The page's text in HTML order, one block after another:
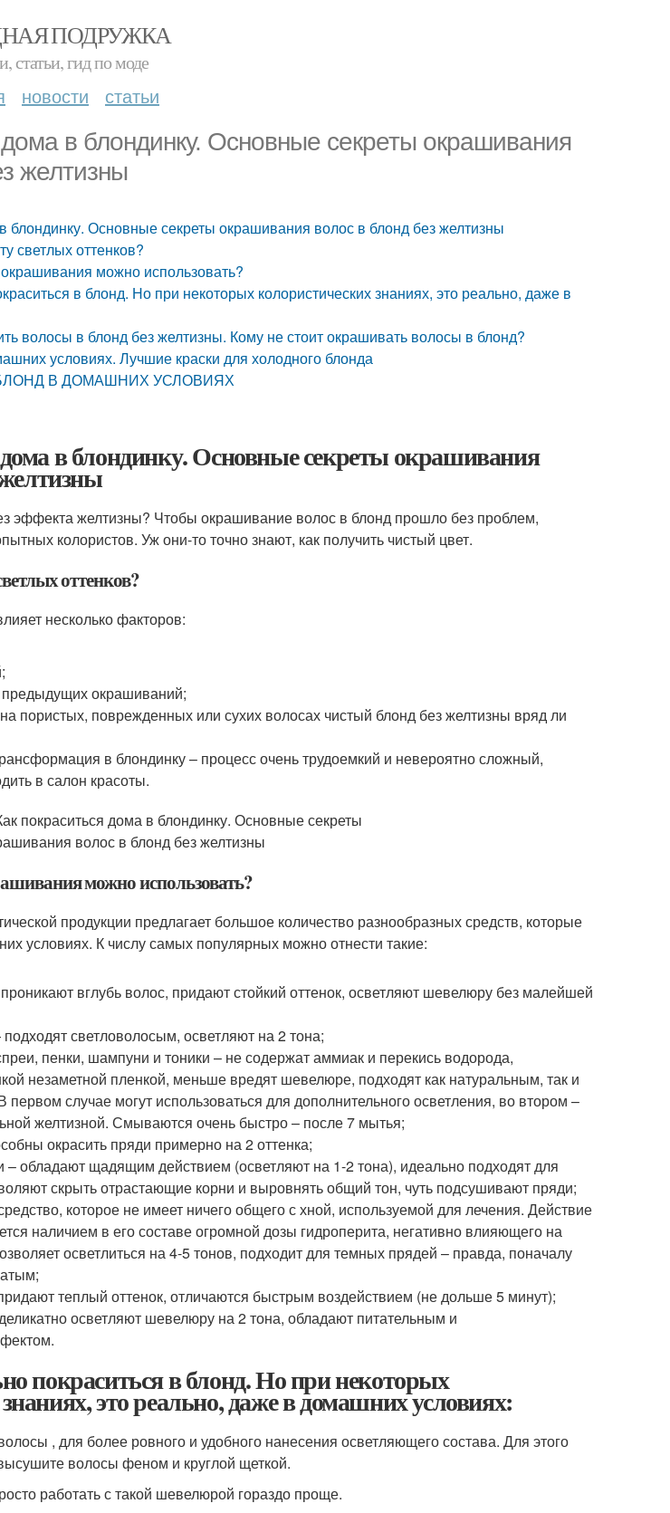
ПОДРУЖКА
статьи, гид по моде
новости статьи
дома в блондинку. Основные секреты окрашивания
желтизны
блондинку. Основные секреты окрашивания волос в блонд без желтизны
светлых оттенков?
можно использовать?
в блонд. Но при некоторых колористических знаниях, это реально, даже в
волосы в блонд без желтизны. Кому не стоит окрашивать волосы в блонд?
условиях. Лучшие краски для холодного блонда
В ДОМАШНИХ УСЛОВИЯХ
в блондинку. Основные секреты окрашивания
эффекта желтизны? Чтобы окрашивание волос в блонд прошло без проблем,
колористов. Уж они-то точно знают, как получить чистый цвет.
оттенков?
несколько факторов:
предыдущих окрашиваний;
пористых, поврежденных или сухих волосах чистый блонд без желтизны вряд ли
в блондинку – процесс очень трудоемкий и невероятно сложный,
в салон красоты.
можно использовать?
продукции предлагает большое количество разнообразных средств, которые
условиях. К числу самых популярных можно отнести такие:
вглубь волос, придают стойкий оттенок, осветляют шевелюру без малейшей
светловолосым, осветляют на 2 тона;
пенки, шампуни и тоники – не содержат аммиак и перекись водорода,
незаметной пленкой, меньше вредят шевелюре, подходят как натуральным, так и
случае могут использоваться для дополнительного осветления, во втором –
желтизной. Смываются очень быстро – после 7 мытья;
окрасить пряди примерно на 2 оттенка;
обладают щадящим действием (осветляют на 1-2 тона), идеально подходят для
скрыть отрастающие корни и выровнять общий тон, чуть подсушивают пряди;
которое не имеет ничего общего с хной, используемой для лечения. Действие
наличием в его составе огромной дозы гидроперита, негативно влияющего на
осветлиться на 4-5 тонов, подходит для темных прядей – правда, поначалу
теплый оттенок, отличаются быстрым воздействием (не дольше 5 минут);
осветляют шевелюру на 2 тона, обладают питательным и
покраситься в блонд. Но при некоторых
это реально, даже в домашних условиях:
, для более ровного и удобного нанесения осветляющего состава. Для этого
волосы феном и круглой щеткой.
работать с такой шевелюрой гораздо проще.